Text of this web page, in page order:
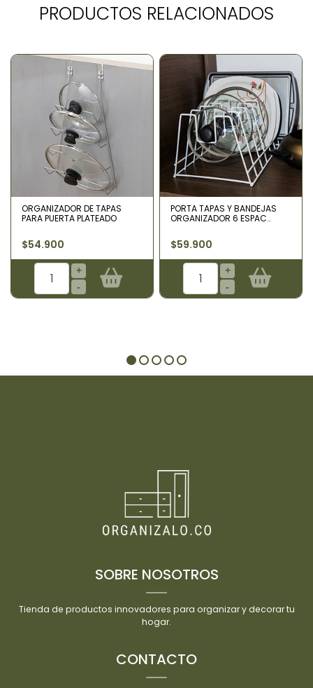
PRODUCTOS RELACIONADOS
ORGANIZADOR DE TAPAS
PARA PUERTA PLATEADO
$54.900
+
-
PORTA TAPAS Y BANDEJAS
ORGANIZADOR 6 ESPAC..
$59.900
+
-
SOBRE NOSOTROS
Tienda de productos innovadores para organizar y decorar tu
hogar.
CONTACTO